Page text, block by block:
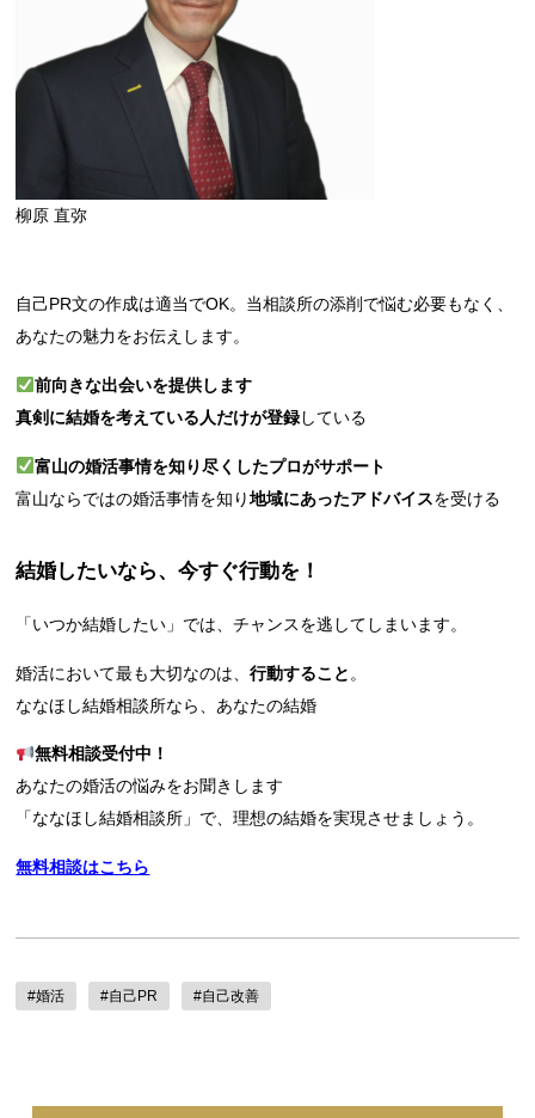
柳原 直弥
自己PR文の作成は適当でOK。当相談所の添削で悩む必要もなく、
あなたの魅力をお伝えします。
前向きな出会いを提供します
真剣に結婚を考えている人だけが登録 している
富山の婚活事情を知り尽くしたプロがサポート
富山ならではの婚活事情を知り地域にあったアドバイスを受ける
結婚したいなら、今すぐ行動を！
「いつか結婚したい」では、チャンスを逃してしまいます。
婚活において最も大切なのは、行動すること 。
ななほし結婚相談所なら、あなたの結婚
無料相談受付中！
あなたの婚活の悩みをお聞きします
「ななほし結婚相談所」で、理想の結婚を実現させましょう。
無料相談はこちら
#婚活 #自己PR #自己改善